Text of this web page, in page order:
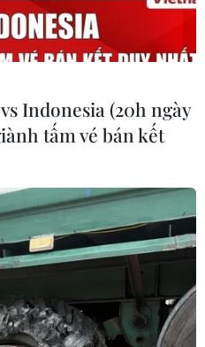
Indonesia (20h ngày
tấm vé bán kết